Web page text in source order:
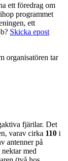
ett föredrag om
programmet
ett
Skicka epost
organisatören tar
fjärilar. Det
varav cirka 110 i
antenner på
med